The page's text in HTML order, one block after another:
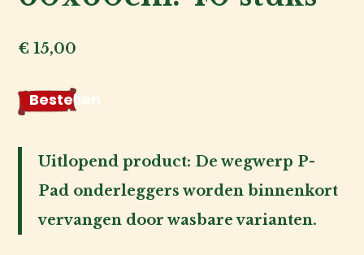
ons
Account
€ 15,00
P-
onderleggers
60x60cm.
Bestellen
Uitlopend product: De wegwerp P-
Pad onderleggers worden binnenkort
vervangen door wasbare varianten.